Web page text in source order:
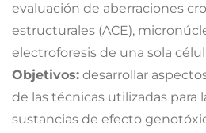
evaluación de aberraciones
estructurales (ACE),
electroforesis de una sola
Objetivos: desarrollar
de las técnicas utilizadas para
sustancias de efecto